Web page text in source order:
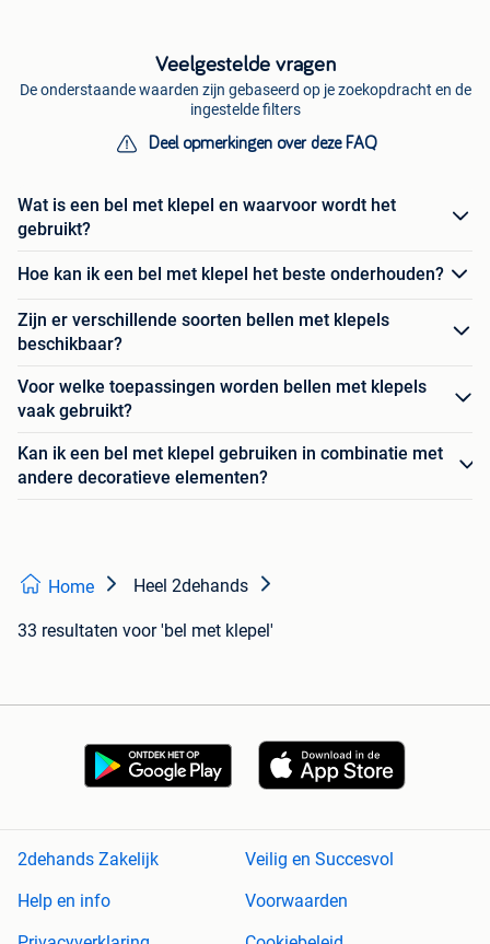
Veelgestelde vragen
De onderstaande waarden zijn gebaseerd op je zoekopdracht en de
ingestelde filters
Deel opmerkingen over deze FAQ
Wat is een bel met klepel en waarvoor wordt het
gebruikt?
Hoe kan ik een bel met klepel het beste onderhouden?
Zijn er verschillende soorten bellen met klepels
beschikbaar?
Voor welke toepassingen worden bellen met klepels
vaak gebruikt?
Kan ik een bel met klepel gebruiken in combinatie met
andere decoratieve elementen?
Home Heel 2dehands
33 resultaten voor 'bel met klepel'
2dehands Zakelijk
Veilig en Succesvol
Help en info
Voorwaarden